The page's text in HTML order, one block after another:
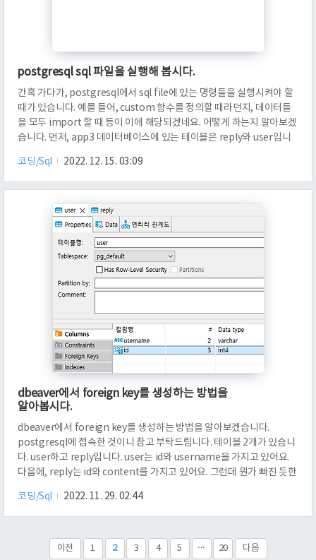
postgresql sql 파일을 실행해 봅시다.
간혹 가다가, postgresql에서 sql file에 있는 명령들을 실행시켜야 할
때가 있습니다. 예를 들어, custom 함수를 정의할 때라던지, 데이터들
을 모두 import 할 때 등이 이에 해당되겠네요. 어떻게 하는지 알아보겠
습니다. 먼저, app3 데이터베이스에 있는 테이블은 reply와 user입니
아무것도 없습니다. reply.sql은 Users의 chokw 밑에 있습니다. 이 문
장은 그냥 reply 테이블에 id가 4인 유저가 "cd"라는 내용의 포스트와,
을 주면 데이터베이스에 바로 접근이 가능합니다. 저는 postgres라는
코딩/Sql 2022. 12. 15. 03:09
dbeaver에서 foreign key를 생성하는 방법을
알아봅시다.
dbeaver에서 foreign key를 생성하는 방법을 알아보겠습니다.
postgresql에 접속한 것이니 참고 부탁드립니다. 테이블 2개가 있습니
다. user하고 reply입니다. user는 id와 username을 가지고 있어요.
다음에, reply는 id와 content를 가지고 있어요. 그런데 뭔가 빠진 듯한
주체는 user가 될 텐데요. 이 유저를 참조하는 foreign key를 만들어 보
겠습니다. 먼저, 새로운 column을 추가해야 됩니다. user에서 id를 참
로 두었습니다. 여기서 중요한 정보 하나는, 유저의 id 값을 serial4로..
코딩/Sql 2022. 11. 29. 02:44
이전 1 2 3 4 5 ··· 20 다음